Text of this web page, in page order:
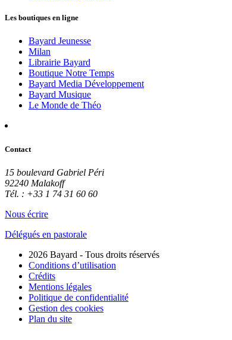
Les boutiques en ligne
Bayard Jeunesse
Milan
Librairie Bayard
Boutique Notre Temps
Bayard Media Développement
Bayard Musique
Le Monde de Théo
Contact
15 boulevard Gabriel Péri
92240 Malakoff
Tél. : +33 1 74 31 60 60
Nous écrire
Délégués en pastorale
2026 Bayard - Tous droits réservés
Conditions d’utilisation
Crédits
Mentions légales
Politique de confidentialité
Gestion des cookies
Plan du site